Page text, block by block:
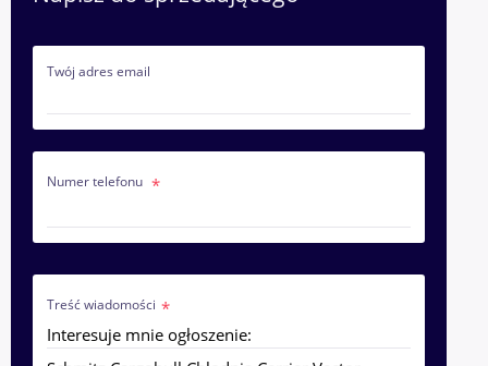
Twój adres email
Numer telefonu
Treść wiadomości